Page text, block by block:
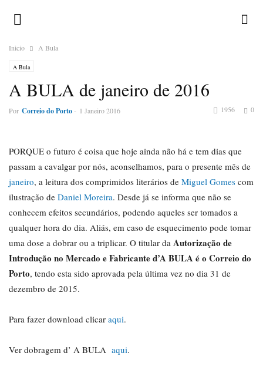
Inicio A Bula
A Bula
A BULA de janeiro de 2016
Por Correio do Porto- 1 Janeiro 2016 0
1956
PORQUE o futuro é coisa que hoje ainda não há e tem dias que
passam a cavalgar por nós, aconselhamos, para o presente mês de
janeiro, a leitura dos comprimidos literários de Miguel Gomes com
ilustração de Daniel Moreira. Desde já se informa que não se
conhecem efeitos secundários, podendo aqueles ser tomados a
qualquer hora do dia. Aliás, em caso de esquecimento pode tomar
uma dose a dobrar ou a triplicar. O titular da Autorização de
Introdução no Mercado e Fabricante d’A BULA é o Correio do
Porto, tendo esta sido aprovada pela última vez no dia 31 de
dezembro de 2015.
Para fazer download clicar aqui.
Ver dobragem d’ A BULA aqui.